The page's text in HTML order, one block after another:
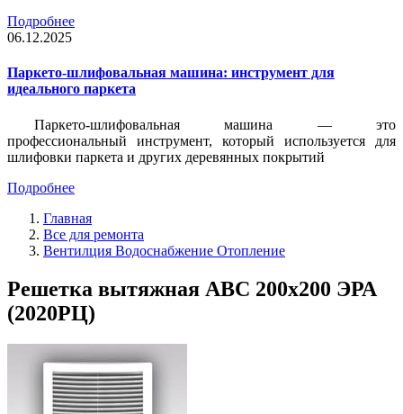
Подробнее
06.12.2025
Паркето-шлифовальная машина: инструмент для
идеального паркета
Паркето-шлифовальная машина — это
профессиональный инструмент, который используется для
шлифовки паркета и других деревянных покрытий
Подробнее
Главная
Все для ремонта
Вентилция Водоснабжение Отопление
Решетка вытяжная АВС 200х200 ЭРА
(2020РЦ)